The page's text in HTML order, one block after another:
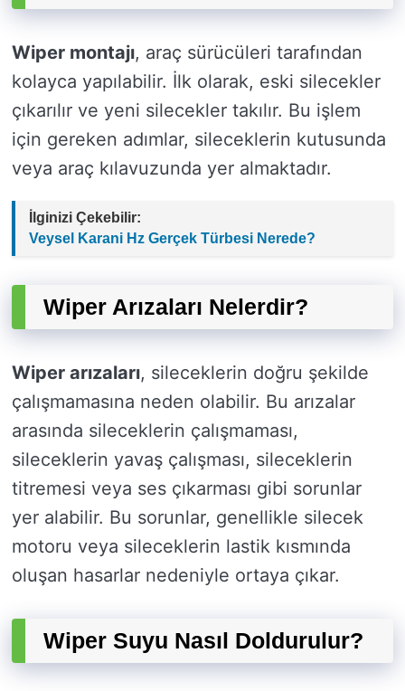
Wiper montajı, araç sürücüleri tarafından
kolayca yapılabilir. İlk olarak, eski silecekler
çıkarılır ve yeni silecekler takılır. Bu işlem
için gereken adımlar, sileceklerin kutusunda
veya araç kılavuzunda yer almaktadır.
İlginizi Çekebilir:
Veysel Karani Hz Gerçek Türbesi Nerede?
Wiper Arızaları Nelerdir?
Wiper arızaları, sileceklerin doğru şekilde
çalışmamasına neden olabilir. Bu arızalar
arasında sileceklerin çalışmaması,
sileceklerin yavaş çalışması, sileceklerin
titremesi veya ses çıkarması gibi sorunlar
yer alabilir. Bu sorunlar, genellikle silecek
motoru veya sileceklerin lastik kısmında
oluşan hasarlar nedeniyle ortaya çıkar.
Wiper Suyu Nasıl Doldurulur?